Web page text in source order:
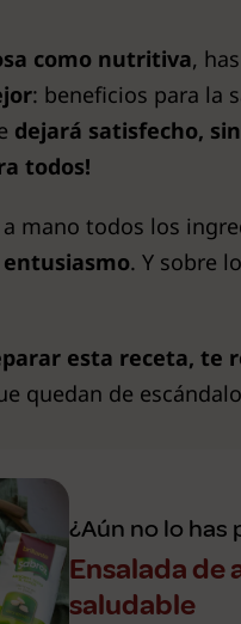
como nutritiva,
: beneficios para la
dejará satisfecho,
todos!
mano todos los
entusiasmo. Y sobre
esta receta, te
quedan de
¿Aún no lo has
Ensalada de
saludable